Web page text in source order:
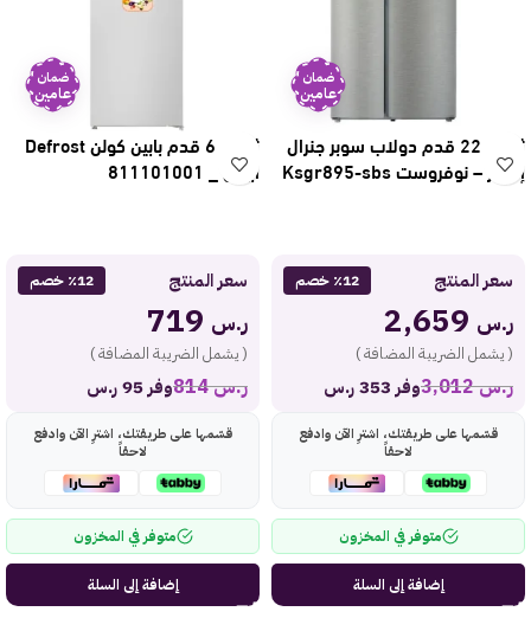
ضمان
عامين
ثلاجة 22 قدم دولاب سوبر جنرال
إنفرتر – نوفروست Ksgr895-sbs
سعر المنتج ٪12 خصم
ر.س
( يشمل الضريبة المضافة )
ر.س3,012 وفر 353 ر.س
قسّمها على طريقتك، اشترِ الآن وادفع
لاحقاً
متوفر في المخزون
إضافة إلى السلة
ضمان
عامين
ثلاجة 6 قدم بابين كولن Defrost
أبيض _ 811101001
سعر المنتج ٪12 خصم
ر.س
( يشمل الضريبة المضافة )
ر.س814 وفر 95 ر.س
قسّمها على طريقتك، اشترِ الآن وادفع
لاحقاً
متوفر في المخزون
إضافة إلى السلة